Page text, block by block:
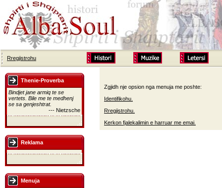
Rregjistrohu
Thenie-Proverba
Bindjet jane armiq te se
vertets. Bile me te medhenj
se sa genjeshtrat.
--- Nietzsche
Reklama
Menuja
Zgjidh nje opsion nga menuja me poshte:
Identifikohu.
Rregjistrohu.
Kerkon fjalekalimin e harruar me emai.